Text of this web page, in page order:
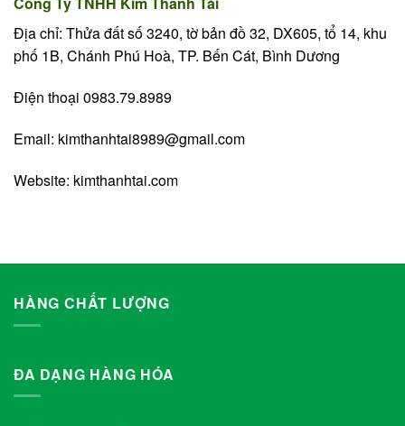
Địa chỉ: Thửa đất số 3240, tờ bản đồ 32, DX605, tổ 14, khu
phố 1B, Chánh Phú Hoà, TP. Bến Cát, Bình Dương
Điện thoại 0983.79.8989
Email: kimthanhtai8989@gmail.com
Website: kimthanhtai.com
HÀNG CHẤT LƯỢNG
ĐA DẠNG HÀNG HÓA